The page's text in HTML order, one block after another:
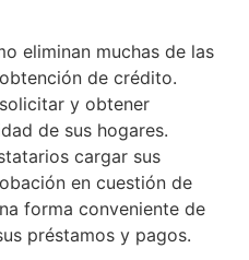
eliminan muchas de las
de crédito.
y obtener
de sus hogares.
cargar sus
en cuestión de
forma conveniente de
préstamos y pagos.